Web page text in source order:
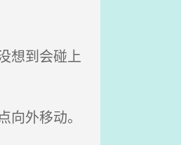
想到会碰上
外移动。